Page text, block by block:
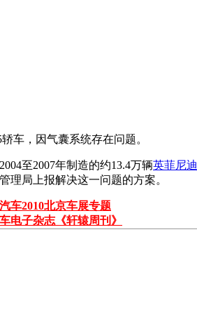
轿车，因气囊系统存在问题。
至2007年制造的约13.4万辆英菲尼迪
理局上报解决这一问题的方案。
车2010北京车展专题
电子杂志《轩辕周刊》